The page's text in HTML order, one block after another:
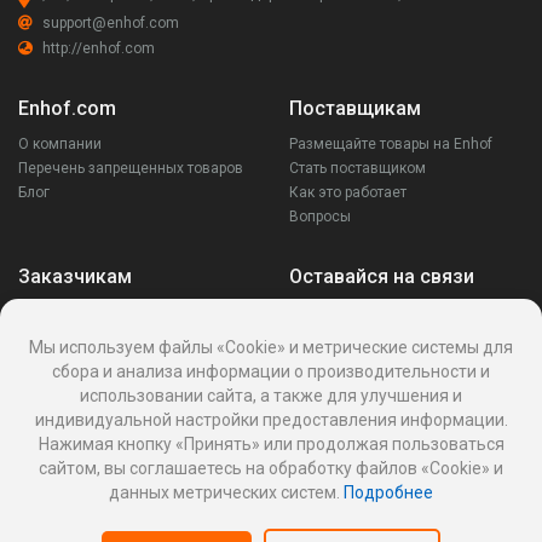
support@enhof.com
http://enhof.com
Enhof.com
О компании
Перечень запрещенных товаров
Блог
Поставщикам
Размещайте товары на Enhof
Стать поставщиком
Как это работает
Вопросы
Заказчикам
Ваши запросы
Написать поставщику
Написать в поддержку
Реквизиты
Оставайся на связи
Политика обработки персональных данных
Мы используем файлы «Cookie» и метрические системы для
сбора и анализа информации о производительности и
использовании сайта, а также для улучшения и
индивидуальной настройки предоставления информации.
Нажимая кнопку «Принять» или продолжая пользоваться
сайтом, вы соглашаетесь на обработку файлов «Cookie» и
данных метрических систем. Подробнее